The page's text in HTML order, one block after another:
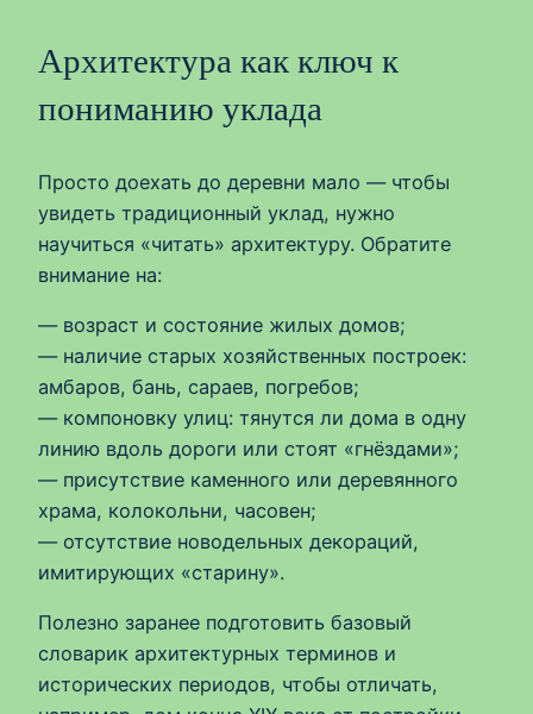
Архитектура как ключ к
пониманию уклада
Просто доехать до деревни мало — чтобы
увидеть традиционный уклад, нужно
научиться «читать» архитектуру. Обратите
внимание на:
— возраст и состояние жилых домов;
— наличие старых хозяйственных построек:
амбаров, бань, сараев, погребов;
— компоновку улиц: тянутся ли дома в одну
линию вдоль дороги или стоят «гнёздами»;
— присутствие каменного или деревянного
храма, колокольни, часовен;
— отсутствие новодельных декораций,
имитирующих «старину».
Полезно заранее подготовить базовый
словарик архитектурных терминов и
исторических периодов, чтобы отличать,